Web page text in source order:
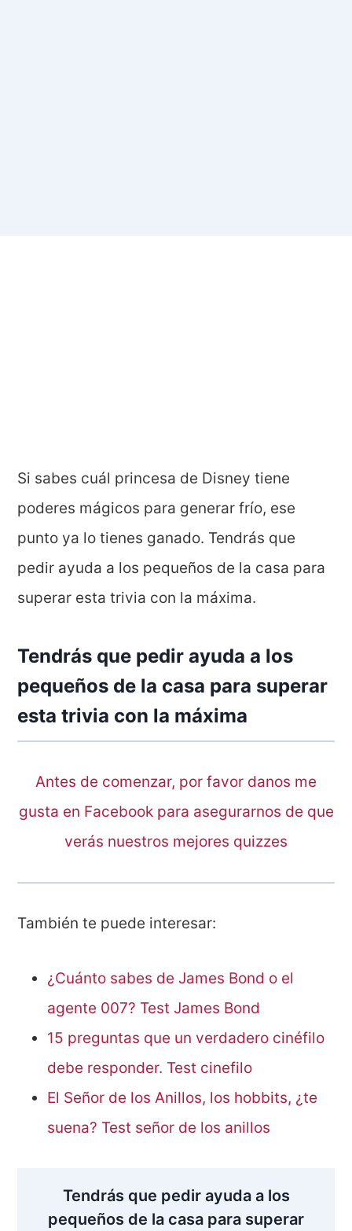
Si sabes cuál princesa de Disney tiene
poderes mágicos para generar frío, ese
punto ya lo tienes ganado. Tendrás que
pedir ayuda a los pequeños de la casa para
superar esta trivia con la máxima.
Tendrás que pedir ayuda a los
pequeños de la casa para superar
esta trivia con la máxima
Antes de comenzar, por favor danos me
gusta en Facebook para asegurarnos de que
verás nuestros mejores quizzes
También te puede interesar:
¿Cuánto sabes de James Bond o el
agente 007? Test James Bond
15 preguntas que un verdadero cinéfilo
debe responder. Test cinefilo
El Señor de los Anillos, los hobbits, ¿te
suena? Test señor de los anillos
Tendrás que pedir ayuda a los
pequeños de la casa para superar